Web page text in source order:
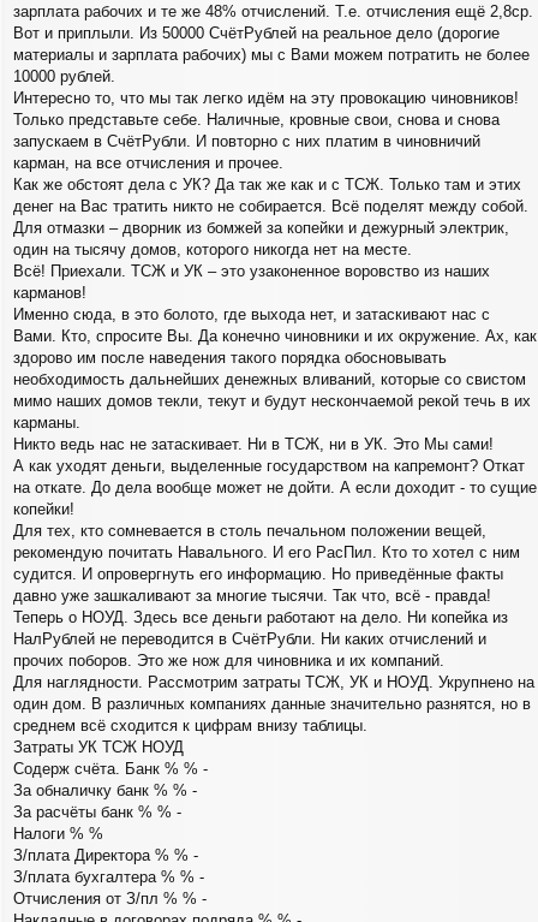
зарплата рабочих и те же 48% отчислений. Т.е. отчисления ещё 2,8ср.
Вот и приплыли. Из 50000 СчётРублей на реальное дело (дорогие
материалы и зарплата рабочих) мы с Вами можем потратить не более
10000 рублей.
Интересно то, что мы так легко идём на эту провокацию чиновников!
Только представьте себе. Наличные, кровные свои, снова и снова
запускаем в СчётРубли. И повторно с них платим в чиновничий
карман, на все отчисления и прочее.
Как же обстоят дела с УК? Да так же как и с ТСЖ. Только там и этих
денег на Вас тратить никто не собирается. Всё поделят между собой.
Для отмазки – дворник из бомжей за копейки и дежурный электрик,
один на тысячу домов, которого никогда нет на месте.
Всё! Приехали. ТСЖ и УК – это узаконенное воровство из наших
карманов!
Именно сюда, в это болото, где выхода нет, и затаскивают нас с
Вами. Кто, спросите Вы. Да конечно чиновники и их окружение. Ах, как
здорово им после наведения такого порядка обосновывать
необходимость дальнейших денежных вливаний, которые со свистом
мимо наших домов текли, текут и будут нескончаемой рекой течь в их
карманы.
Никто ведь нас не затаскивает. Ни в ТСЖ, ни в УК. Это Мы сами!
А как уходят деньги, выделенные государством на капремонт? Откат
на откате. До дела вообще может не дойти. А если доходит - то сущие
копейки!
Для тех, кто сомневается в столь печальном положении вещей,
рекомендую почитать Навального. И его РасПил. Кто то хотел с ним
судится. И опровергнуть его информацию. Но приведённые факты
давно уже зашкаливают за многие тысячи. Так что, всё - правда!
Теперь о НОУД. Здесь все деньги работают на дело. Ни копейка из
НалРублей не переводится в СчётРубли. Ни каких отчислений и
прочих поборов. Это же нож для чиновника и их компаний.
Для наглядности. Рассмотрим затраты ТСЖ, УК и НОУД. Укрупнено на
один дом. В различных компаниях данные значительно разнятся, но в
среднем всё сходится к цифрам внизу таблицы.
Затраты УК ТСЖ НОУД
Содерж счёта. Банк % % -
За обналичку банк % % -
За расчёты банк % % -
Налоги % %
З/плата Директора % % -
З/плата бухгалтера % % -
Отчисления от З/пл % % -